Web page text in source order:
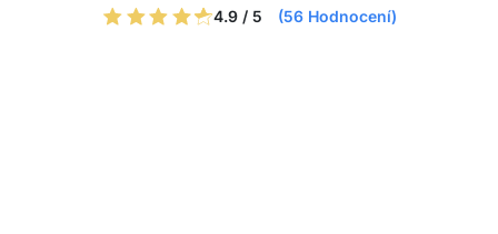
4.9 / 5 (56 Hodnocení)